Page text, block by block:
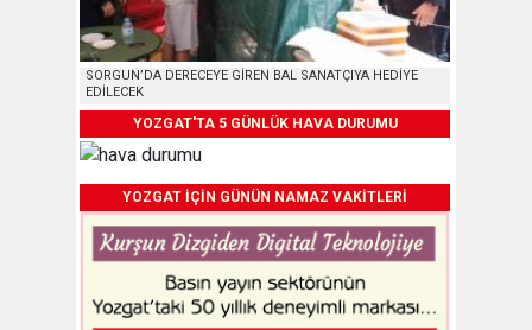
SORGUN’DA DERECEYE GİREN BAL SANATÇIYA HEDİYE
EDİLECEK
YOZGAT'TA 5 GÜNLÜK HAVA DURUMU
YOZGAT İÇİN GÜNÜN NAMAZ VAKİTLERİ